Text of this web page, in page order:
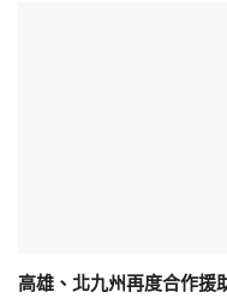
高雄、北九州再度合作援